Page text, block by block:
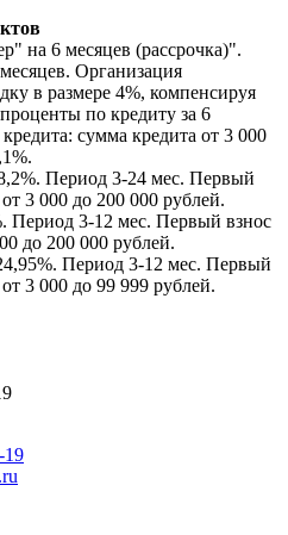
на 6 месяцев (рассрочка)".
Организация
в размере 4%, компенсируя
по кредиту за 6
сумма кредита от 3 000
Период 3-24 мес. Первый
3 000 до 200 000 рублей.
Период 3-12 мес. Первый взнос
до 200 000 рублей.
Период 3-12 мес. Первый
3 000 до 99 999 рублей.
19